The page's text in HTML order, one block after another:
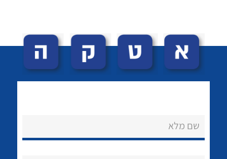
נקודות מכירה
שם מלא